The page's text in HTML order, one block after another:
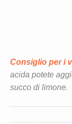
Consiglio per i
acida potete
succo di limone.